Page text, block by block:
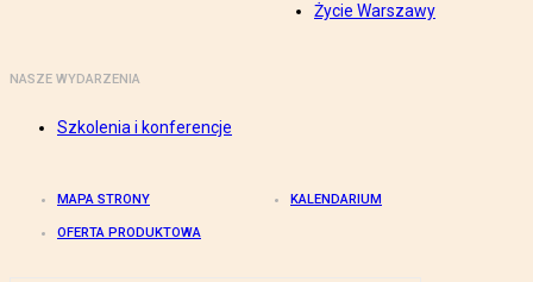
Życie Warszawy
NASZE WYDARZENIA
Szkolenia i konferencje
MAPA STRONY KALENDARIUM
OFERTA PRODUKTOWA